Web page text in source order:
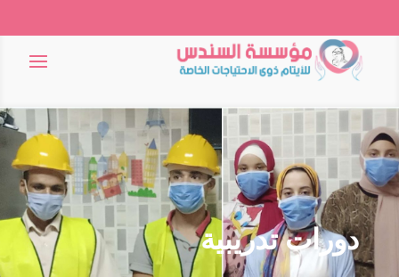
دورات تدريبية